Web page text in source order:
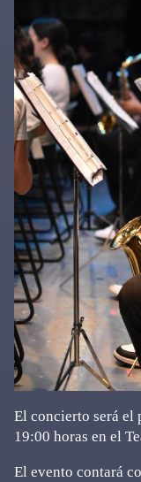
El concierto será el
19:00 horas en el
El evento contará